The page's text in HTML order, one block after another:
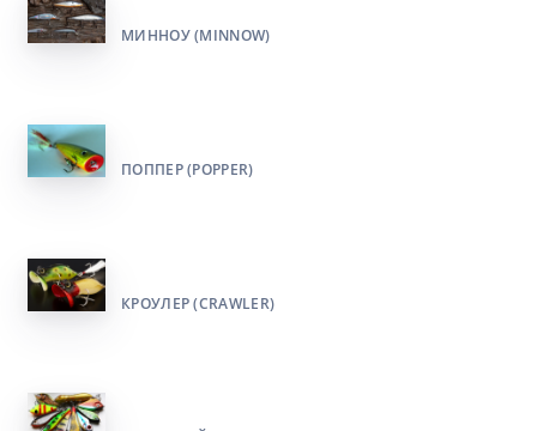
МИННОУ (MINNOW)
ПОППЕР (POPPER)
КРОУЛЕР (CRAWLER)